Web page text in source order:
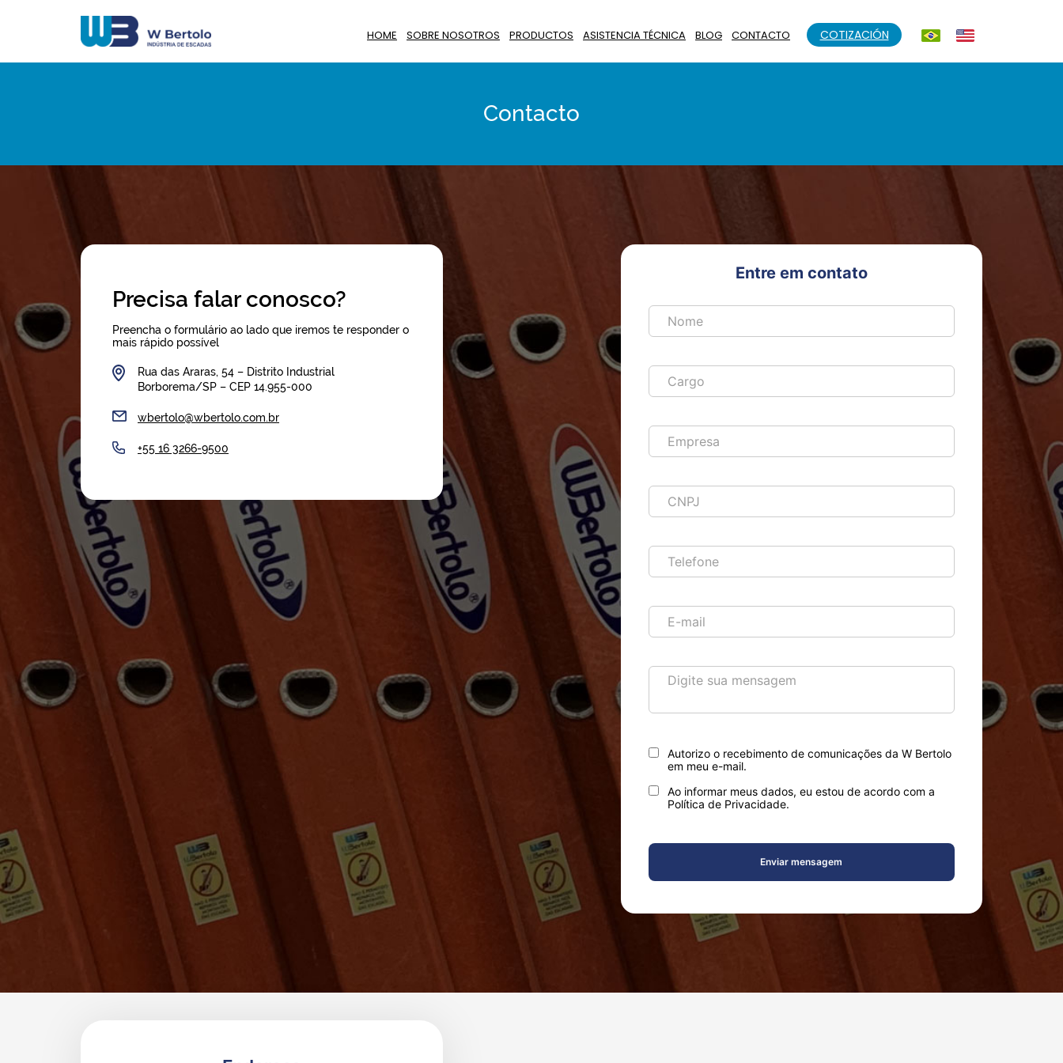
HOME SOBRE NOSOTROS PRODUCTOS ASISTENCIA TÉCNICA BLOG CONTACTO COTIZACIÓN
Contacto
Precisa falar conosco?
Preencha o formulário ao lado que iremos te responder o
mais rápido possível
Rua das Araras, 54 – Distrito Industrial
Borborema/SP – CEP 14.955-000
wbertolo@wbertolo.com.br
+55 16 3266-9500
Entre em contato
Autorizo o recebimento de comunicações da W Bertolo
em meu e-mail.
Ao informar meus dados, eu estou de acordo com a
Política de Privacidade.